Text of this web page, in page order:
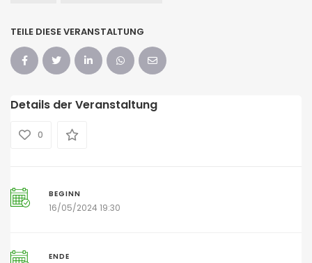
TEILE DIESE VERANSTALTUNG
Details der Veranstaltung
0
BEGINN
16/05/2024 19:30
ENDE